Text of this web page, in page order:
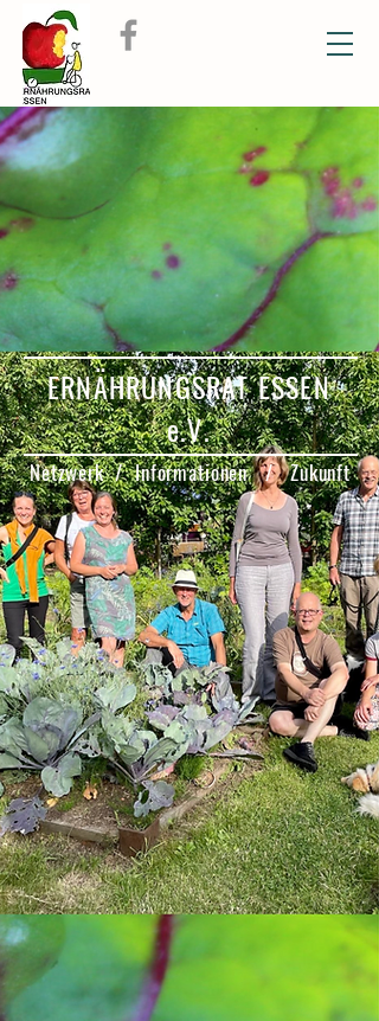
ERNÄHRUNGSRAT ESSEN
e.V.
Netzwerk / Informationen / Zukunft